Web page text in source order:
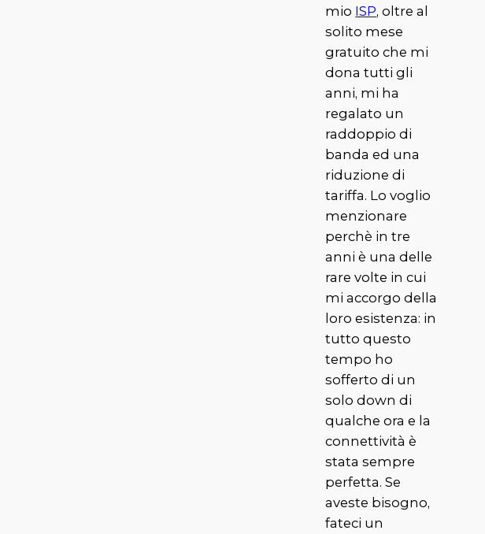
mio ISP, oltre al
solito mese
gratuito che mi
dona tutti gli
anni, mi ha
regalato un
raddoppio di
banda ed una
riduzione di
tariffa. Lo voglio
menzionare
perchè in tre
anni è una delle
rare volte in cui
mi accorgo della
loro esistenza: in
tutto questo
tempo ho
sofferto di un
solodown di
qualche ora e la
connettività è
stata sempre
perfetta. Se
aveste bisogno,
fateci un